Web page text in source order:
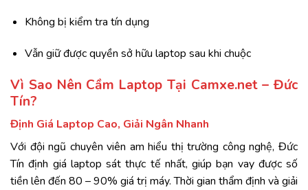
Không bị kiểm tra tín dụng
Vẫn giữđượcquyền sởhữu laptop sau khi chuộc
Vì Sao Nên Cầm Laptop Tại Camxe.net –Đức
Tín?
Định Giá Laptop Cao, Giải Ngân Nhanh
Với độingũ chuyênviên amhiểu thịtrường côngnghệ,Đức
Tínđịnh giá laptop sátthực tế nhất, giúpbạn vay được số
tiền lên đến 80 –90% giá trị máy.Thời gian thẩm định và giải